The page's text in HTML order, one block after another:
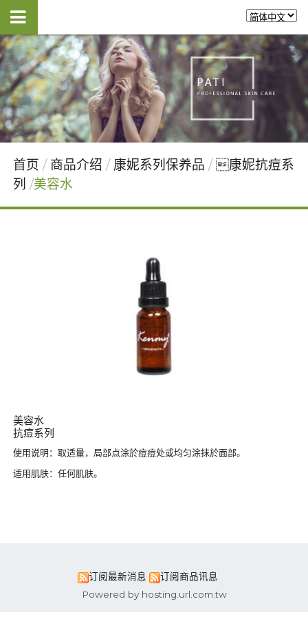
首页 商品介绍 康妮系列保养品
康妮抗痘系
列
美容水
美容水
抗痘系列
使用说明：取适量，局部点涂於痘痘处或均匀涂抹於面部。
适用肌肤：任何肌肤。
订阅最新消息
订阅商品讯息
Powered by hosting.url.com.tw